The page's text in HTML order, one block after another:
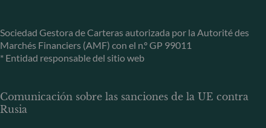
Sociedad Gestora de Carteras autorizada por la Autorité des
Marchés Financiers (AMF) con el n.º GP 99011
* Entidad responsable del sitio web
Comunicación sobre las sanciones de la UE contra
Rusia